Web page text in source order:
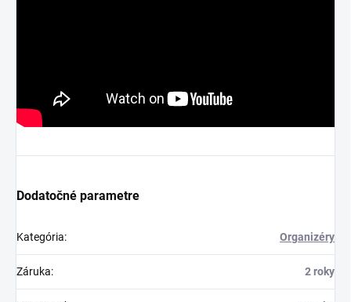
Dodatočné parametre
Kategória: Organizéry
Záruka: 2 roky